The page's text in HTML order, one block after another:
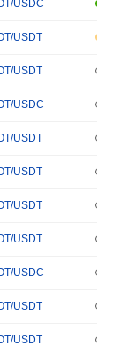
USDC
USDT
USDT
USDC
USDT
USDT
USDT
USDT
USDC
USDT
USDT